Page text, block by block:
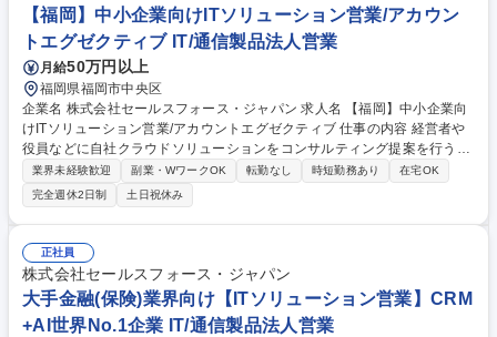
の採用業務 など 募集職種 【全国/新規拠点開設担当】IPO準備中/人材/Saa
S/年間120日以上
【福岡】中小企業向けITソリューション営業/アカウン
トエグゼクティブ IT/通信製品法人営業
月給50万円以上
福岡県福岡市中央区
企業名 株式会社セールスフォース・ジャパン 求人名 【福岡】中小企業向
けITソリューション営業/アカウントエグゼクティブ 仕事の内容 経営者や
役員などに自社クラウドソリューションをコンサルティング提案を行うセ
ールスをお任せします。顧客の課題解決のみならず、将来実現したい姿
や、あるべき姿をリードし、顧客のビジネス成功に伴走します。 ■九州・
中四国地区の従業員数30～299名以下の中小企業、ベンチャー企業を中心
とした顧客に対して地区ごとに割り当てられたテリトリーのオーナーとし
て、売り上げ計画の立案を行い、新規のお客様に対する提案、および既存
顧客に対するアップセル、クロスセルを行います。 ■営業先は経営者や役
員などビジネスのリーダーが中心、コンサルティング要素の強い営業活動
を行うことができます。 募集職種 【福岡】中小企業向けITソリューショ
ン営業/アカウントエグゼクティブ
業界未経験歓迎 副業・WワークOK 転勤なし 時短勤務あり
在宅OK
完全週休2日制
土日祝休み
正社員
株式会社セールスフォース・ジャパン
大手金融(保険)業界向け【ITソリューション営業】CRM
+AI世界No.1企業 IT/通信製品法人営業